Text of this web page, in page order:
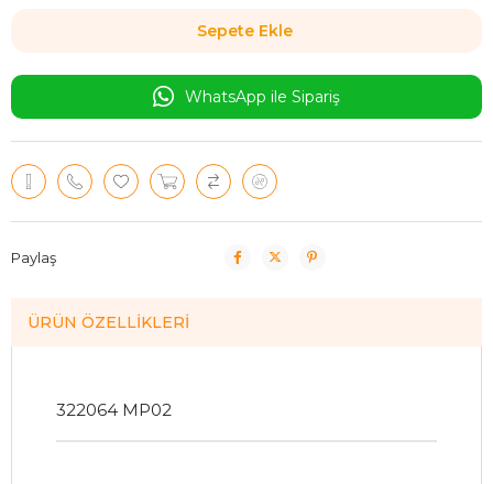
WhatsApp ile Sipariş
Paylaş
ÜRÜN ÖZELLIKLERI
322064 MP02